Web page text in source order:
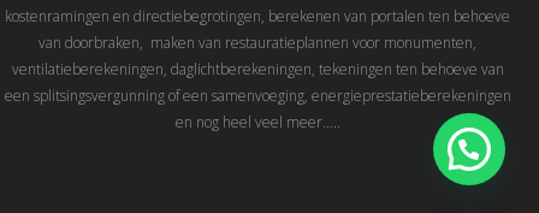
kostenramingen en directiebegrotingen, berekenen van portalen ten behoeve
van doorbraken, maken van restauratieplannen voor monumenten,
ventilatieberekeningen, daglichtberekeningen, tekeningen ten behoeve van
een splitsingsvergunning of een samenvoeging, energieprestatieberekeningen
en nog heel veel meer…..